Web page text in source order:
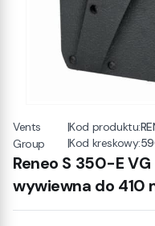
Vents
Group
|Kod produktu:
|Kod kreskowy:
Reneo S 350-E
wywiewna do 410